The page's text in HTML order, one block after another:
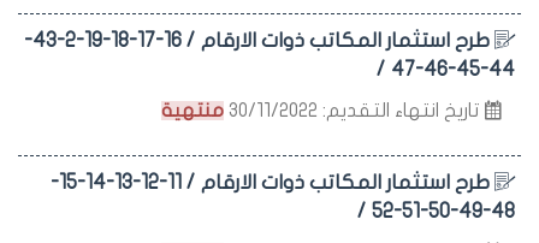
طرح استثمار المكاتب ذوات الارقام / 16-17-18-19-2-43-
44-45-46-47 /
تاريخ انتهاء التقديم: 30/11/2022 منتهية
طرح استثمار المكاتب ذوات الارقام / 11-12-13-14-15-
48-49-50-51-52 /